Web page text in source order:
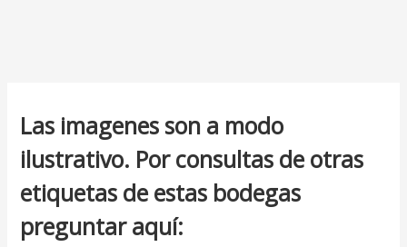
Las imagenes son a modo
ilustrativo. Por consultas de otras
etiquetas de estas bodegas
preguntar aquí: